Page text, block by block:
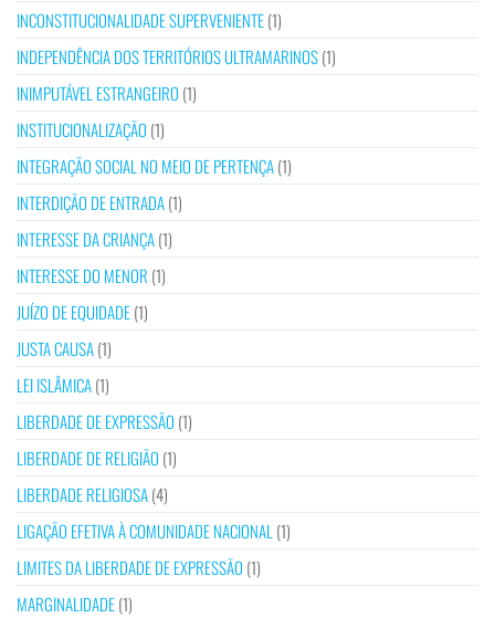
INCONSTITUCIONALIDADE SUPERVENIENTE(1)
INDEPENDÊNCIA DOS TERRITÓRIOS ULTRAMARINOS(1)
INIMPUTÁVEL ESTRANGEIRO (1)
INSTITUCIONALIZAÇÃO (1)
INTEGRAÇÃO SOCIAL NO MEIO DE PERTENÇA(1)
INTERDIÇÃO DE ENTRADA(1)
INTERESSE DA CRIANÇA(1)
INTERESSE DO MENOR (1)
JUÍZO DE EQUIDADE(1)
JUSTA CAUSA(1)
LEI ISLÂMICA(1)
LIBERDADE DE EXPRESSÃO (1)
LIBERDADE DE RELIGIÃO (1)
LIBERDADE RELIGIOSA(4)
LIGAÇÃO EFETIVA À COMUNIDADE NACIONAL (1)
LIMITES DA LIBERDADE DE EXPRESSÃO (1)
MARGINALIDADE(1)